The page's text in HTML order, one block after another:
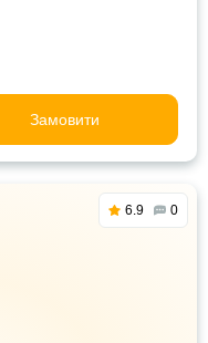
Замовити
6.9 0